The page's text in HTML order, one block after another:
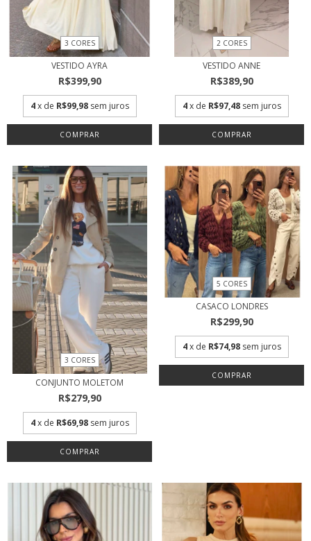
3 CORES
VESTIDO AYRA
R$399,90
4 x de R$99,98 sem juros
COMPRAR
2 CORES
VESTIDO ANNE
R$389,90
4 x de R$97,48 sem juros
COMPRAR
3 CORES
CONJUNTO MOLETOM
R$279,90
4 x de R$69,98 sem juros
COMPRAR
5 CORES
CASACO LONDRES
R$299,90
4 x de R$74,98 sem juros
COMPRAR